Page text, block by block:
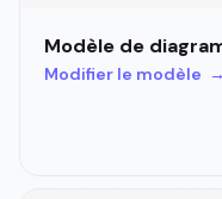
Modèle de
Modifier le modèle →